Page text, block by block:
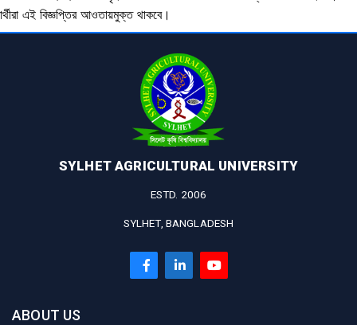
এই বিজ্ঞপ্তির আওতায়মুক্ত থাকবে।
SYLHET AGRICULTURAL UNIVERSITY
ESTD. 2006
SYLHET, BANGLADESH
ABOUT US